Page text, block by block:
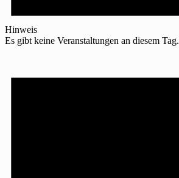
Hinweis
Es gibt keine Veranstaltungen an diesem Tag.